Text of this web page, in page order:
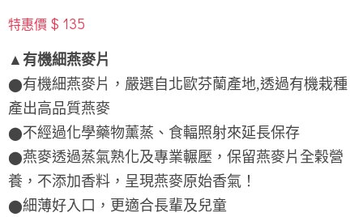
特惠價 $ 135
▲有機細燕麥片
⬤有機細燕麥片，嚴選自北歐芬蘭產地,透過有機栽種
產出高品質燕麥
⬤不經過化學藥物薰蒸、食輻照射來延長保存
⬤燕麥透過蒸氣熟化及專業輾壓，保留燕麥片全榖營
養，不添加香料，呈現燕麥原始香氣！
⬤細薄好入口，更適合長輩及兒童